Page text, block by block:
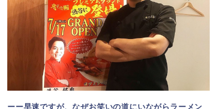
ーー早速ですが、なぜお笑いの道にいながらラーメン